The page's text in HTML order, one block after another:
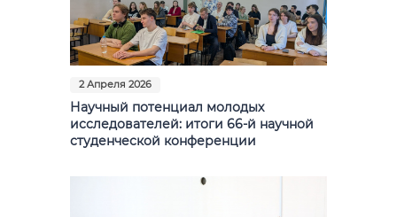
2 Апреля 2026
Научный потенциал молодых
исследователей: итоги 66-й научной
студенческой конференции